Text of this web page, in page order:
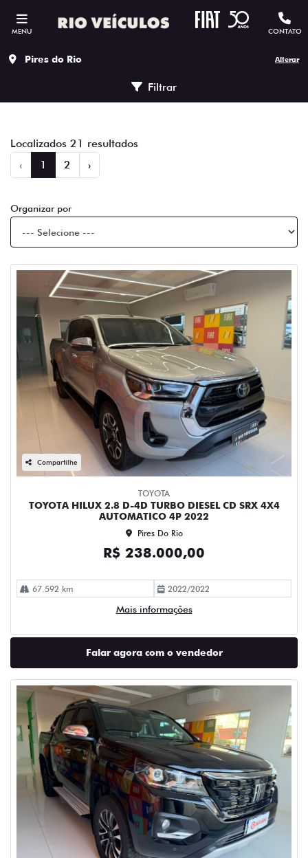
MENU CONTATO
Pires do Rio Alterar
Localizados 21 resultados
‹
1 2 ›
Filtrar
Organizar por
Compartilhe
TOYOTA
TOYOTA HILUX 2.8 D-4D TURBO DIESEL CD SRX 4X4
AUTOMATICO 4P 2022
Pires Do Rio
R$ 238.000,00
67.592 km 2022/2022
Mais informações
Falar agora com o vendedor